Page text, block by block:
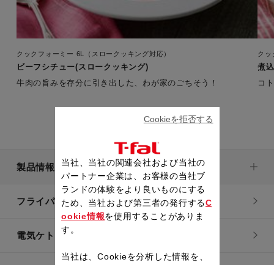
クックフォーミー 6L（スロークッキング対応）
ビーフシチュー(スロークッキング)
牛肉の旨みを存分に引き出した、わが家のごちそう！
クッ
煮
コ
製品情報
フライパン・鍋
電気ケトル
当社、当社の関連会社および当社の
パートナー企業は、お客様の当社ブ
ランドの体験をより良いものにする
ため、当社および第三者の発行するC
ookie情報を使用することがありま
す。
当社は、Cookieを分析した情報を、
Cookieを拒否する